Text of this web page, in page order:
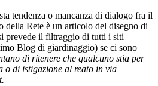
tendenza o mancanza di dialogo fra il
della Rete è un articolo del disegno di
prevede il filtraggio di tutti i siti
Blog di giardinaggio) se ci sono
di ritenere che qualcuno stia per
o di istigazione al reato in via